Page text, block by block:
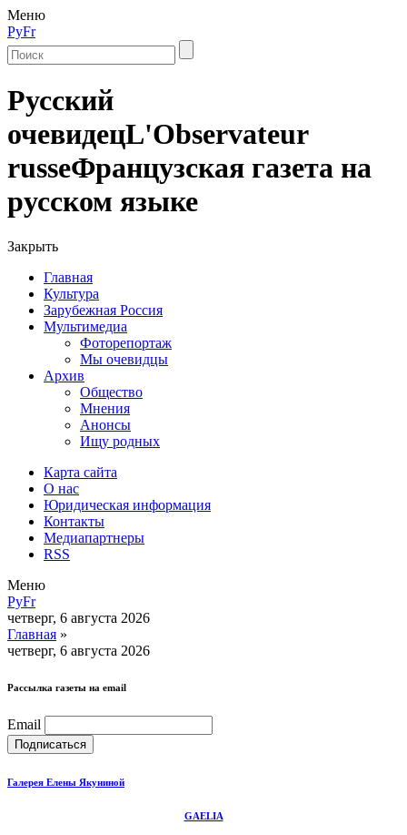
Меню
РуFr
Русский
очевидецL'Observateur
russeФранцузская газета на
русском языке
Закрыть
Главная
Культура
Зарубежная Россия
Мультимедиа
Фоторепортаж
Мы очевидцы
Архив
Общество
Мнения
Анонсы
Ищу родных
Карта сайта
О нас
Юридическая информация
Контакты
Медиапартнеры
RSS
Меню
РуFr
четверг, 6 августа 2026
Главная »
четверг, 6 августа 2026
Рассылка газеты на email
Email
Галерея Елены Якуниной
GAELIA